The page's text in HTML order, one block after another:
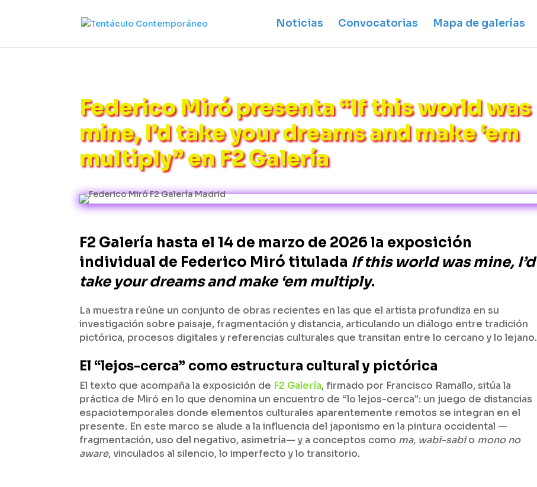
Noticias Convocatorias Mapa de galerías
Federico Miró presenta “If this world was
mine, I’d take your dreams and make ‘em
multiply” en F2 Galería
F2 Galería hasta el 14 de marzo de 2026 la exposición
individual de Federico Miró titulada If this world was mine, I’d
take your dreams and make ‘em multiply.
La muestra reúne un conjunto de obras recientes en las que el artista profundiza en su
investigación sobre paisaje, fragmentación y distancia, articulando un diálogo entre tradición
pictórica, procesos digitales y referencias culturales que transitan entre lo cercano y lo lejano.
El “lejos-cerca” como estructura cultural y pictórica
El texto que acompaña la exposición de F2 Galería, firmado por Francisco Ramallo, sitúa la
práctica de Miró en lo que denomina un encuentro de “lo lejos-cerca”: un juego de distancias
espaciotemporales donde elementos culturales aparentemente remotos se integran en el
presente. En este marco se alude a la influencia del japonismo en la pintura occidental —
fragmentación, uso del negativo, asimetría— y a conceptos como ma, wabi-sabio mono no
aware, vinculados al silencio, lo imperfecto y lo transitorio.